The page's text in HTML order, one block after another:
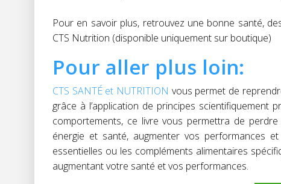
Pour en savoir plus, retrouvez une bonne santé,
CTS Nutrition (disponible uniquement sur boutique)
Pour aller plus loin:
CTS SANTÉ et NUTRITION vous permet de
grâce à l’application de principes scientifiquement
comportements, ce livre vous permettra de
énergie et santé, augmenter vos performances
essentielles ou les compléments alimentaires
augmentant votre santé et vos performances.